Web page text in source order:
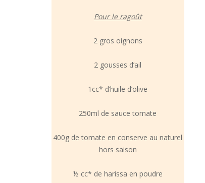
Pour le ragoût
2 gros oignons
2 gousses d’ail
1cc* d’huile d’olive
250ml de sauce tomate
400g de tomate en conserve au naturel
hors saison
½ cc* de harissa en poudre